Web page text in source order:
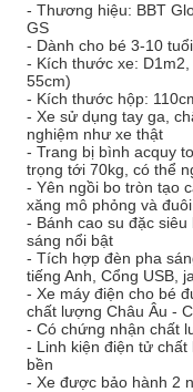
- Thương hiệu: BBT
GS
- Dành cho bé 3-10 tuổi
- Kích thước xe:
55cm)
- Kích thước hộp:
- Xe sử dụng tay ga,
nghiệm như xe thật
- Trang bị bình acquy
trọng tới 70kg, có thể
- Yên ngồi bo tròn tạo
xăng mô phỏng và
- Bánh cao su đặc
sáng nổi bật
- Tích hợp đèn pha
tiếng Anh, Cổng USB,
- Xe máy điện cho bé
chất lượng Châu Âu -
- Có chứng nhận chất
- Linh kiện điện tử
bền
- Xe được bảo hành 2